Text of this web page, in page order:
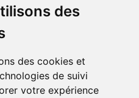
des
des cookies et
de suivi
votre expérience
17